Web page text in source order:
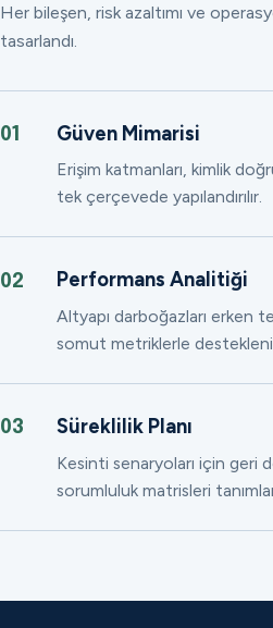
Her bileşen, risk azaltımı ve
tasarlandı.
01 Güven Mimarisi
Erişim katmanları, kimlik
tek çerçevede yapılandırılır.
02 Performans Analitiği
Altyapı darboğazları erken
somut metriklerle
03 Süreklilik Planı
Kesinti senaryoları için geri
sorumluluk matrisleri